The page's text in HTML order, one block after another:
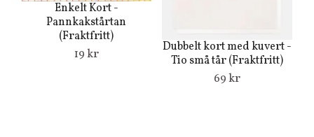
Enkelt Kort -
Pannkakstårtan
(Fraktfritt)
19 kr
Dubbelt kort med kuvert -
Tio små tår (Fraktfritt)
69 kr